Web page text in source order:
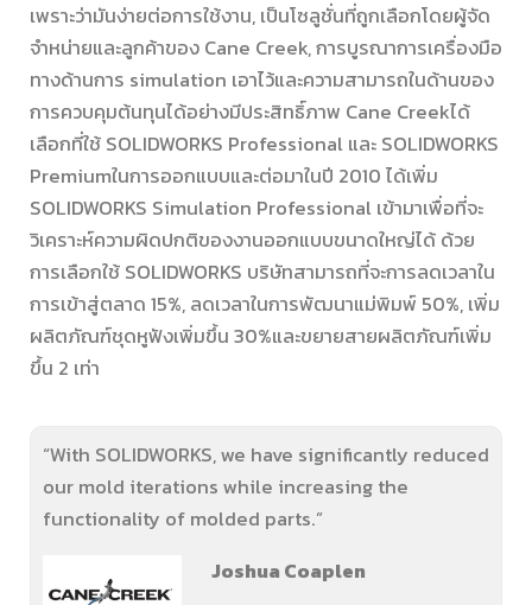
เพราะว่ามันง่ายต่อการใช้งาน, เป็นโซลูชั่นที่ถูกเลือกโดยผู้จัด
จำหน่ายและลูกค้าของ Cane Creek, การบูรณาการเครื่องมือ
ทางด้านการ simulation เอาไว้และความสามารถในด้านของ
การควบคุมต้นทุนได้อย่างมีประสิทธิ์ภาพ Cane Creekได้
เลือกที่ใช้ SOLIDWORKS Professional และ SOLIDWORKS
Premiumในการออกแบบและต่อมาในปี 2010 ได้เพิ่ม
SOLIDWORKS Simulation Professional เข้ามาเพื่อที่จะ
วิเคราะห์ความผิดปกติของงานออกแบบขนาดใหญ่ได้ ด้วย
การเลือกใช้ SOLIDWORKS บริษัทสามารถที่จะการลดเวลาใน
การเข้าสู่ตลาด 15%, ลดเวลาในการพัฒนาแม่พิมพ์ 50%, เพิ่ม
ผลิตภัณฑ์ชุดหูฟังเพิ่มขึ้น 30%และขยายสายผลิตภัณฑ์เพิ่ม
ขึ้น 2 เท่า
“With SOLIDWORKS, we have significantly reduced
our mold iterations while increasing the
functionality of molded parts.”
Joshua Coaplen